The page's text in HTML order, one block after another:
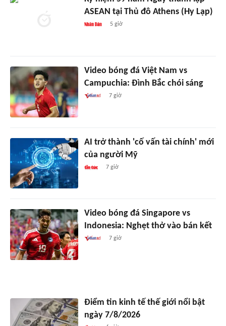
ASEAN tại Thủ đô Athens (Hy Lạp)
5 giờ
Video bóng đá Việt Nam vs
Campuchia: Đình Bắc chói sáng
7 giờ
AI trở thành 'cố vấn tài chính' mới
của người Mỹ
7 giờ
Video bóng đá Singapore vs
Indonesia: Nghẹt thở vào bán kết
7 giờ
Điểm tin kinh tế thế giới nổi bật
ngày 7/8/2026